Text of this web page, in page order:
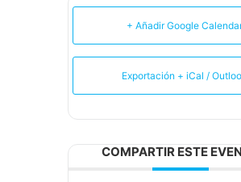
+ Añadir Google
Exportación + iCal /
COMPARTIR ESTE